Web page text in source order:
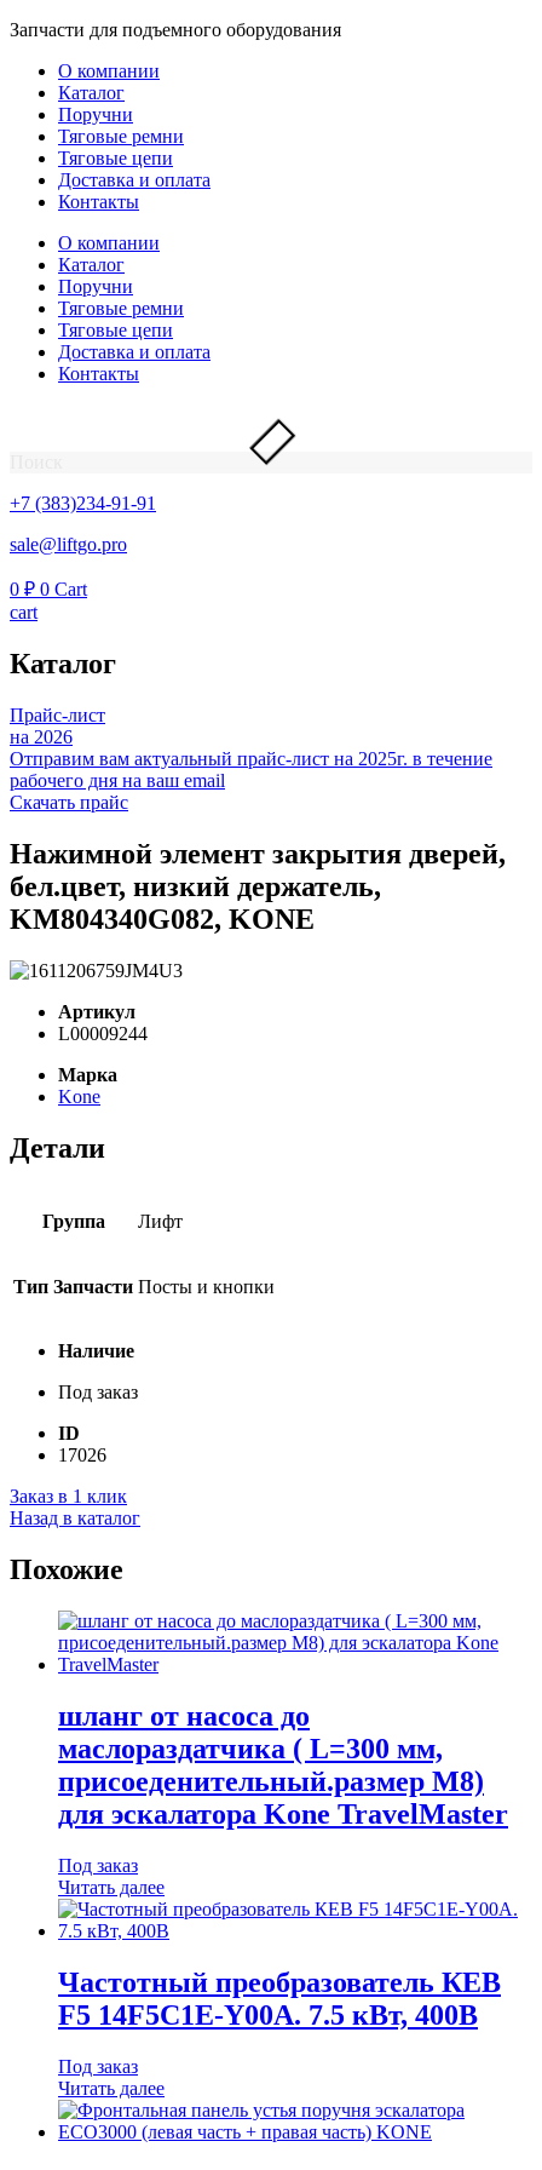
Перейти
содержимому
Запчасти для подъемного оборудования
О компании
Каталог
Поручни
Тяговые ремни
Тяговые цепи
Доставка и оплата
Контакты
О компании
Каталог
Поручни
Тяговые ремни
Тяговые цепи
Доставка и оплата
Контакты
+7 (383)234-91-91
sale@liftgo.pro
0 ₽ 0 Cart
cart
Каталог
Прайс-лист
на 2026
Отправим вам актуальный прайс-лист на 2025г. в течение
рабочего дня на ваш email
Скачать прайс
Нажимной элемент закрытия дверей,
бел.цвет, низкий держатель,
KM804340G082, KONE
Артикул
L00009244
Марка
Kone
Детали
Группа Лифт
Тип Запчасти Посты и кнопки
Наличие
Под заказ
ID
17026
Заказ в 1 клик
Назад в каталог
Похожие
шланг от насоса до
маслораздатчика ( L=300 мм,
присоеденительный.размер М8)
для эскалатора Kone TravelMaster
Под заказ
Читать далее
Частотный преобразователь КЕВ
F5 14F5C1E-Y00A. 7.5 кВт, 400В
Под заказ
Читать далее